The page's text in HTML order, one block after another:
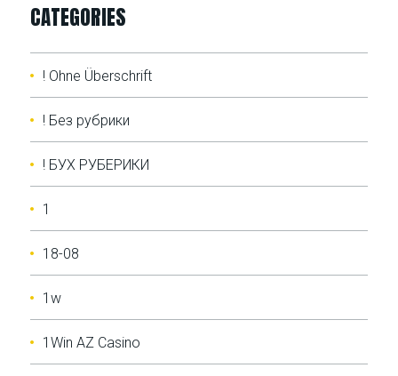
CATEGORIES
! Ohne Überschrift
! Без рубрики
! БУХ РУБЕРИКИ
1
18-08
1w
1Win AZ Casino